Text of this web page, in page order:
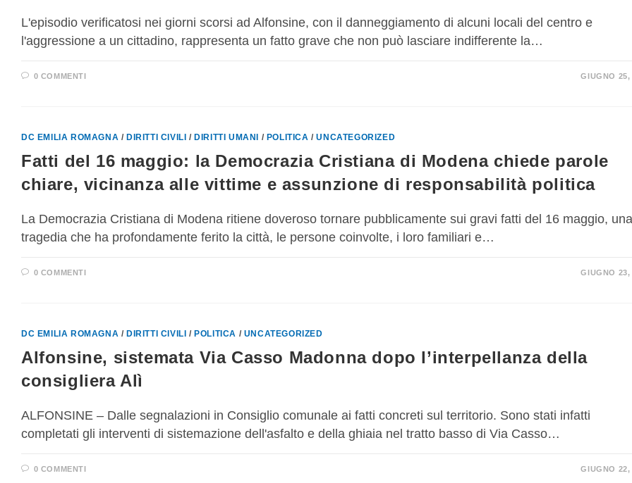
L'episodio verificatosi nei giorni scorsi ad Alfonsine, con il danneggiamento di alcuni locali del centro e
l'aggressione a un cittadino, rappresenta un fatto grave che non può lasciare indifferente la…
0 COMMENTI GIUGNO 25,
DC EMILIA ROMAGNA / DIRITTI CIVILI / DIRITTI UMANI / POLITICA /UNCATEGORIZED
Fatti del 16 maggio: la Democrazia Cristiana di Modena chiede parole
chiare, vicinanza alle vittime e assunzione di responsabilità politica
La Democrazia Cristiana di Modena ritiene doveroso tornare pubblicamente sui gravi fatti del 16 maggio, una
tragedia che ha profondamente ferito la città, le persone coinvolte, i loro familiari e…
0 COMMENTI GIUGNO 23,
DC EMILIA ROMAGNA / DIRITTI CIVILI / POLITICA / UNCATEGORIZED
Alfonsine, sistemata Via Casso Madonna dopo l’interpellanza della
consigliera Alì
ALFONSINE – Dalle segnalazioni in Consiglio comunale ai fatti concreti sul territorio. Sono stati infatti
completati gli interventi di sistemazione dell'asfalto e della ghiaia nel tratto basso di Via Casso…
0 COMMENTI GIUGNO 22,